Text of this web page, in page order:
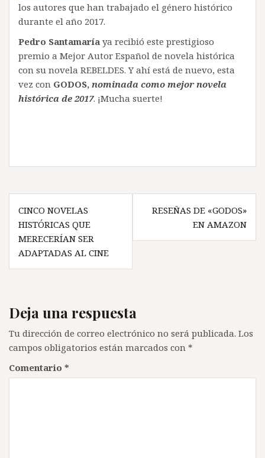
los autores que han trabajado el género histórico
durante el año 2017.
Pedro Santamaría ya recibió este prestigioso
premio a Mejor Autor Español de novela histórica
con su novela REBELDES. Y ahí está de nuevo, esta
vez con GODOS, nominada como mejor novela
histórica de 2017. ¡Mucha suerte!
Navegación
de
entradas
CINCO NOVELAS
HISTÓRICAS QUE
MERECERÍAN SER
ADAPTADAS AL CINE
RESEÑAS DE «GODOS»
EN AMAZON
Deja una respuesta
Tu dirección de correo electrónico no será publicada. Los
campos obligatorios están marcados con *
Comentario *